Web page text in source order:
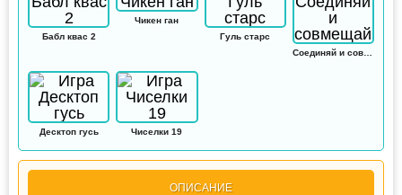
ОПИСАНИЕ
Бабл квас 2
Чикен ган
Гуль старс
Соединяй и совмещай
Десктоп гусь Чиселки 19